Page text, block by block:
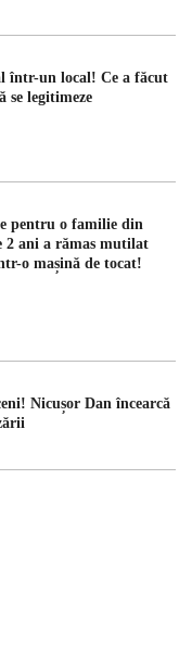
într-un local! Ce a făcut
se legitimeze
pentru o familie din
2 ani a rămas mutilat
o mașină de tocat!
Nicușor Dan încearcă